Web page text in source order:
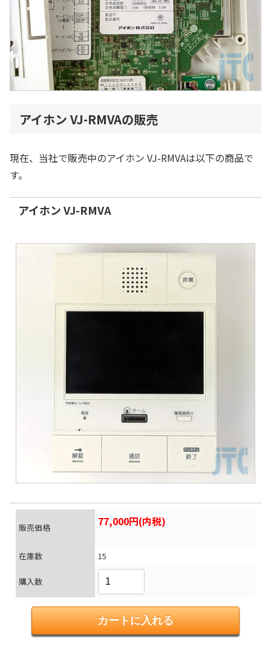
アイホン VJ-RMVAの販売
現在、当社で販売中のアイホン VJ-RMVAは以下の商品で
す。
アイホン VJ-RMVA
販売価格 77,000円(内税)
在庫数 15
購入数